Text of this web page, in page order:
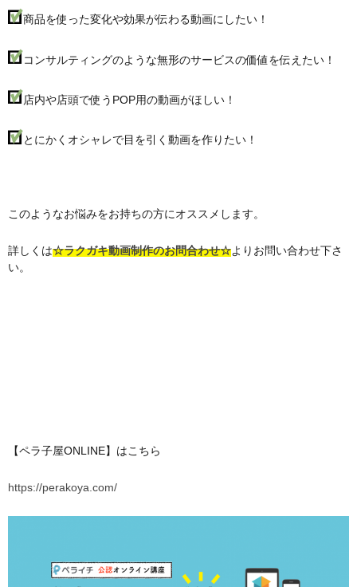
商品を使った変化や効果が伝わる動画にしたい！
コンサルティングのような無形のサービスの価値を伝えたい！
店内や店頭で使うPOP用の動画がほしい！
とにかくオシャレで目を引く動画を作りたい！
このようなお悩みをお持ちの方にオススメします。
詳しくは☆ラクガキ動画制作のお問合わせ☆よりお問い合わせ下さ
い。
【ペラ子屋ONLINE】はこちら
https://perakoya.com/